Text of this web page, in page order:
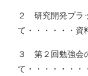
２ 研究開発プラ
て・・・・・・資
３ 第２回勉強会
て・・・・・・・